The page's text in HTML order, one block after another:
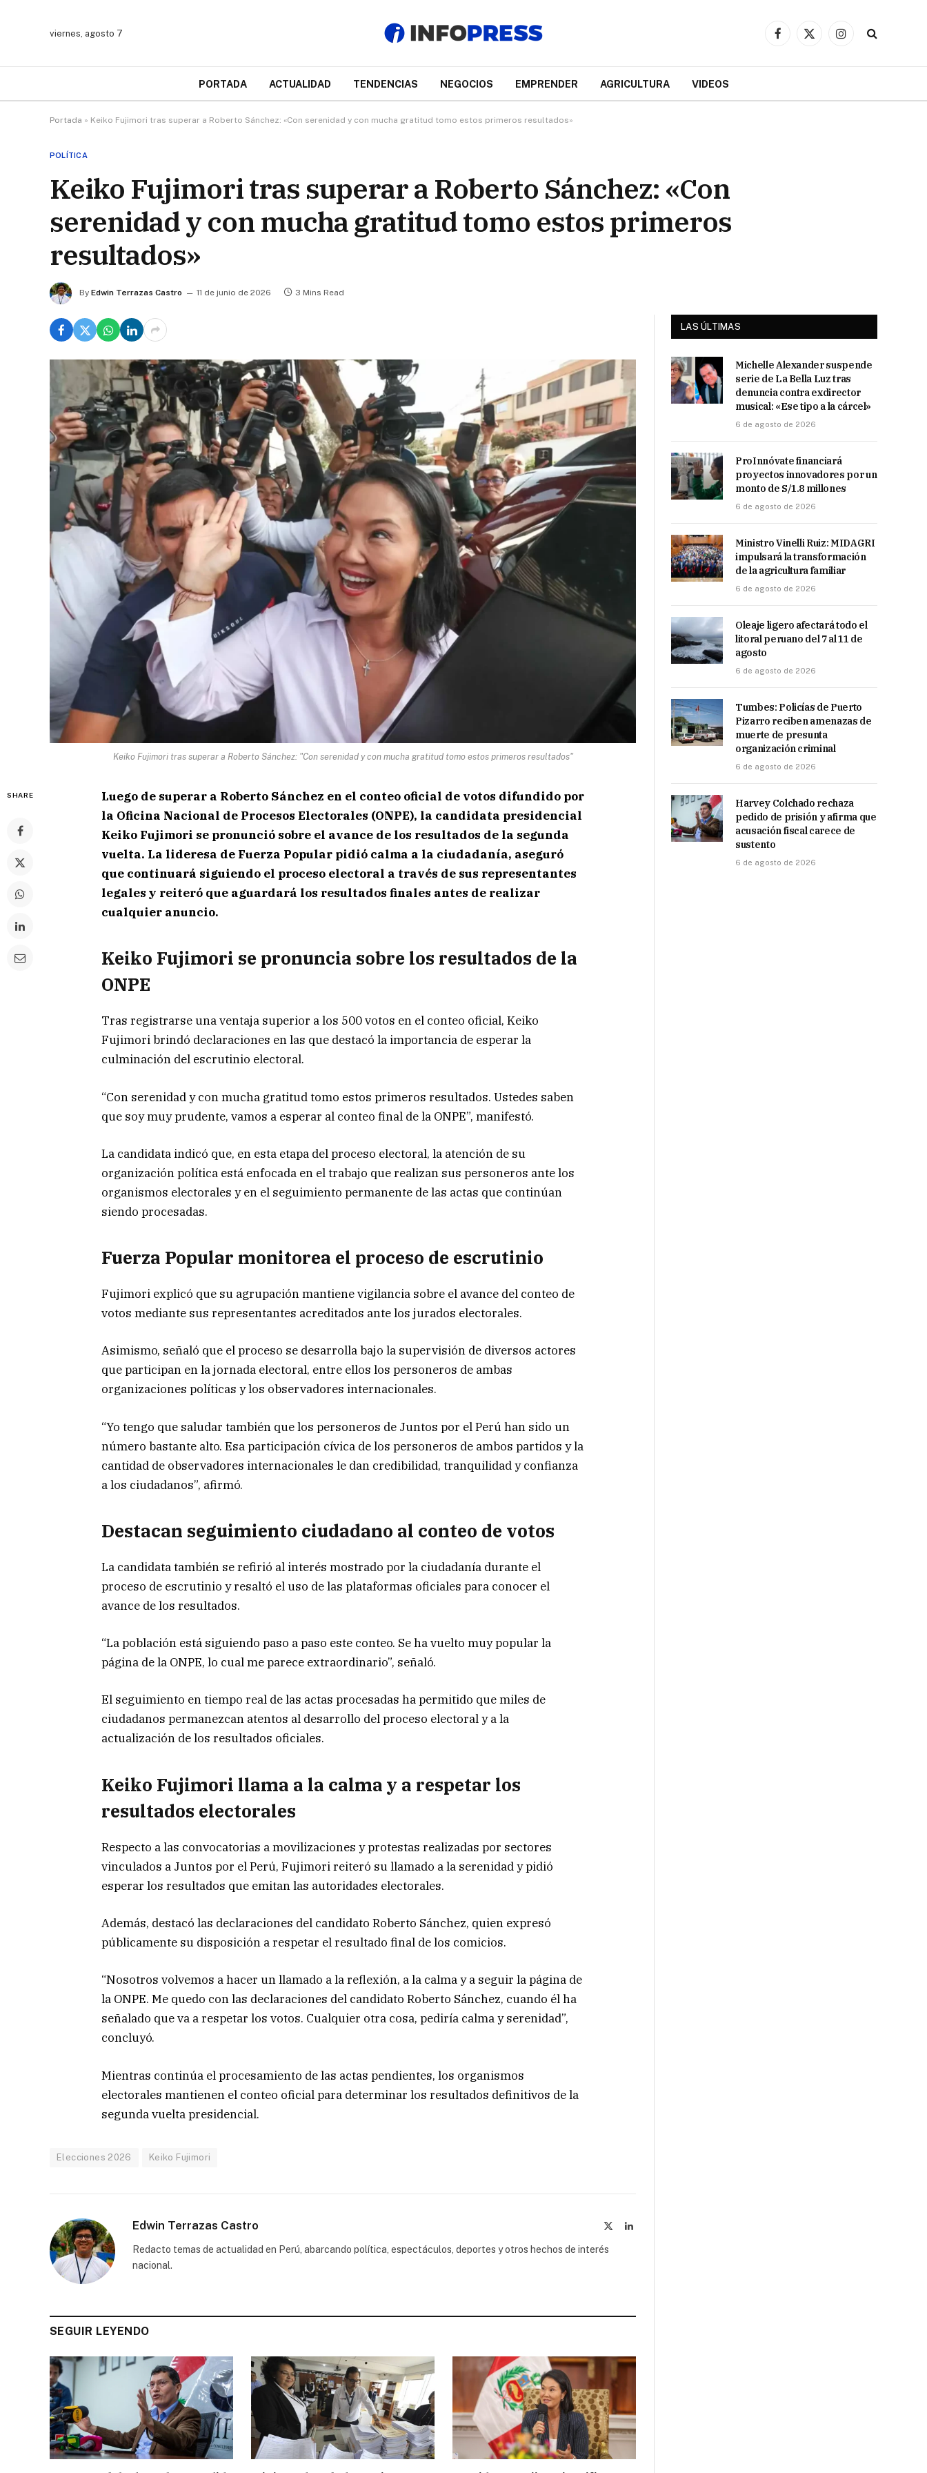
viernes, agosto 7
Facebook
X
Instagram
PORTADA ACTUALIDAD TENDENCIAS NEGOCIOS EMPRENDER AGRICULTURA VIDEOS
Portada » Keiko Fujimori tras superar a Roberto Sánchez: «Con serenidad y con mucha gratitud tomo estos primeros resultados»
POLÍTICA
Keiko Fujimori tras superar a Roberto Sánchez: «Con
serenidad y con mucha gratitud tomo estos primeros
resultados»
By Edwin Terrazas Castro 11 de junio de 2026 3 Mins Read
Keiko Fujimori tras superar a Roberto Sánchez: "Con serenidad y con mucha gratitud tomo estos primeros resultados"
SHARE
Luego de superar a Roberto Sánchez en el conteo oficial de votos difundido por
la Oficina Nacional de Procesos Electorales (ONPE), la candidata presidencial
Keiko Fujimori se pronunció sobre el avance de los resultados de la segunda
vuelta. La lideresa de Fuerza Popular pidió calma a la ciudadanía, aseguró
que continuará siguiendo el proceso electoral a través de sus representantes
legales y reiteró que aguardará los resultados finales antes de realizar
cualquier anuncio.
Keiko Fujimori se pronuncia sobre los resultados de la
ONPE
Tras registrarse una ventaja superior a los 500 votos en el conteo oficial, Keiko
Fujimori brindó declaraciones en las que destacó la importancia de esperar la
culminación del escrutinio electoral.
“Con serenidad y con mucha gratitud tomo estos primeros resultados. Ustedes saben
que soy muy prudente, vamos a esperar al conteo final de la ONPE”, manifestó.
La candidata indicó que, en esta etapa del proceso electoral, la atención de su
organización política está enfocada en el trabajo que realizan sus personeros ante los
organismos electorales y en el seguimiento permanente de las actas que continúan
siendo procesadas.
Fuerza Popular monitorea el proceso de escrutinio
Fujimori explicó que su agrupación mantiene vigilancia sobre el avance del conteo de
votos mediante sus representantes acreditados ante los jurados electorales.
Asimismo, señaló que el proceso se desarrolla bajo la supervisión de diversos actores
que participan en la jornada electoral, entre ellos los personeros de ambas
organizaciones políticas y los observadores internacionales.
“Yo tengo que saludar también que los personeros de Juntos por el Perú han sido un
número bastante alto. Esa participación cívica de los personeros de ambos partidos y la
cantidad de observadores internacionales le dan credibilidad, tranquilidad y confianza
a los ciudadanos”, afirmó.
Destacan seguimiento ciudadano al conteo de votos
La candidata también se refirió al interés mostrado por la ciudadanía durante el
proceso de escrutinio y resaltó el uso de las plataformas oficiales para conocer el
avance de los resultados.
“La población está siguiendo paso a paso este conteo. Se ha vuelto muy popular la
página de la ONPE, lo cual me parece extraordinario”, señaló.
El seguimiento en tiempo real de las actas procesadas ha permitido que miles de
ciudadanos permanezcan atentos al desarrollo del proceso electoral y a la
actualización de los resultados oficiales.
Keiko Fujimori llama a la calma y a respetar los
resultados electorales
Respecto a las convocatorias a movilizaciones y protestas realizadas por sectores
vinculados a Juntos por el Perú, Fujimori reiteró su llamado a la serenidad y pidió
esperar los resultados que emitan las autoridades electorales.
Además, destacó las declaraciones del candidato Roberto Sánchez, quien expresó
públicamente su disposición a respetar el resultado final de los comicios.
“Nosotros volvemos a hacer un llamado a la reflexión, a la calma y a seguir la página de
la ONPE. Me quedo con las declaraciones del candidato Roberto Sánchez, cuando él ha
señalado que va a respetar los votos. Cualquier otra cosa, pediría calma y serenidad”,
concluyó.
Mientras continúa el procesamiento de las actas pendientes, los organismos
electorales mantienen el conteo oficial para determinar los resultados definitivos de la
segunda vuelta presidencial.
Elecciones 2026 Keiko Fujimori
Edwin Terrazas Castro LinkedIn
Redacto temas de actualidad en Perú, abarcando política, espectáculos, deportes y otros hechos de interés
nacional.
SEGUIR LEYENDO
LAS ÚLTIMAS
Michelle Alexander suspende
serie de La Bella Luz tras
denuncia contra exdirector
musical: «Ese tipo a la cárcel»
6 de agosto de 2026
ProInnóvate financiará
proyectos innovadores por un
monto de S/1.8 millones
6 de agosto de 2026
Ministro Vinelli Ruiz: MIDAGRI
impulsará la transformación
de la agricultura familiar
6 de agosto de 2026
Oleaje ligero afectará todo el
litoral peruano del 7 al 11 de
agosto
6 de agosto de 2026
Tumbes: Policías de Puerto
Pizarro reciben amenazas de
muerte de presunta
organización criminal
6 de agosto de 2026
Harvey Colchado rechaza
pedido de prisión y afirma que
acusación fiscal carece de
sustento
6 de agosto de 2026